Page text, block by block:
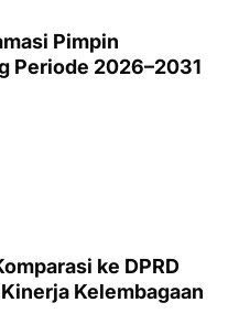
Pimpin
Periode 2026–2031
ke DPRD
Kelembagaan